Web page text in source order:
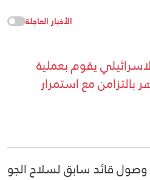
الأخبار العاجلة
يقوم بعملية
بالتزامن مع استمرار
قائد سابق لسلاح الجو